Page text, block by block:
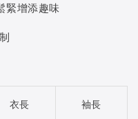
緊增添趣味
衣長 袖長